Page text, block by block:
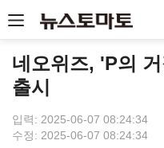
네오위즈, 'P의
출시
입력: 2025-06-07 08:24:34
수정: 2025-06-07 08:24:34